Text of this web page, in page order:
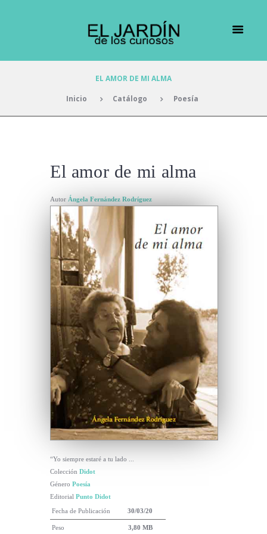
EL AMOR DE MI ALMA
Inicio Catálogo Poesía
El amor de mi alma
Autor Ángela Fernández Rodríguez
“Yo siempre estaré a tu lado ...
Colección Didot
Género Poesía
Editorial Punto Didot
Fecha de Publicación
30/03/20
Peso 3,80 MB